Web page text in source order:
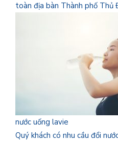
toàn địa bàn Thành phố Thủ
nước uống lavie
Quý khách có nhu cầu đổi